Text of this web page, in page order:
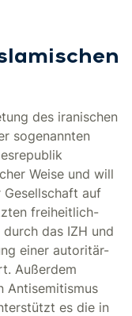
des iranischen
sogenannten
Weise und will
auf
freiheitlich-
das IZH und
einer autoritär-
Außerdem
Antisemitismus
es die in